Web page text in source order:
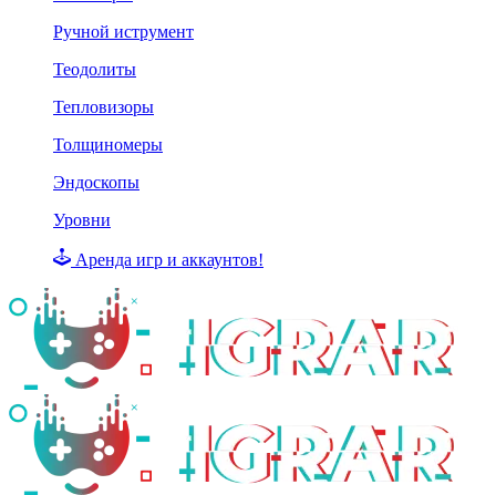
Ручной иструмент
Теодолиты
Тепловизоры
Толщиномеры
Эндоскопы
Уровни
Аренда игр и аккаунтов!